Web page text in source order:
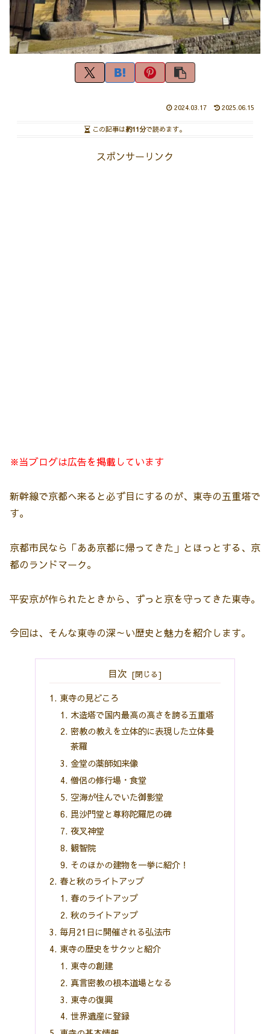
2024.03.17 2025.06.15
この記事は約11分で読めます。
スポンサーリンク
※当ブログは広告を掲載しています
新幹線で京都へ来ると必ず目にするのが、東寺の五重塔で
す。
京都市民なら「ああ京都に帰ってきた」とほっとする、京
都のランドマーク。
平安京が作られたときから、ずっと京を守ってきた東寺。
今回は、そんな東寺の深～い歴史と魅力を紹介します。
目次
東寺の見どころ
木造塔で国内最高の高さを誇る五重塔
密教の教えを立体的に表現した立体曼
荼羅
金堂の薬師如来像
僧侶の修行場・食堂
空海が住んでいた御影堂
毘沙門堂と尊称陀羅尼の碑
夜叉神堂
観智院
そのほかの建物を一挙に紹介！
春と秋のライトアップ
春のライトアップ
秋のライトアップ
毎月21日に開催される弘法市
東寺の歴史をサクッと紹介
東寺の創建
真言密教の根本道場となる
東寺の復興
世界遺産に登録